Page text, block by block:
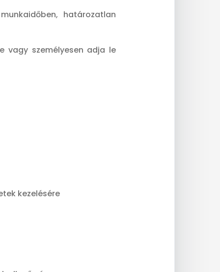
határozatlan
vagy személyesen adja le
kezelésére